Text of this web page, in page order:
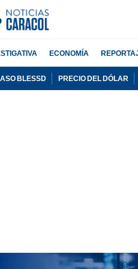
ECONOMÍA
BLESSD PRECIO DEL DÓLAR